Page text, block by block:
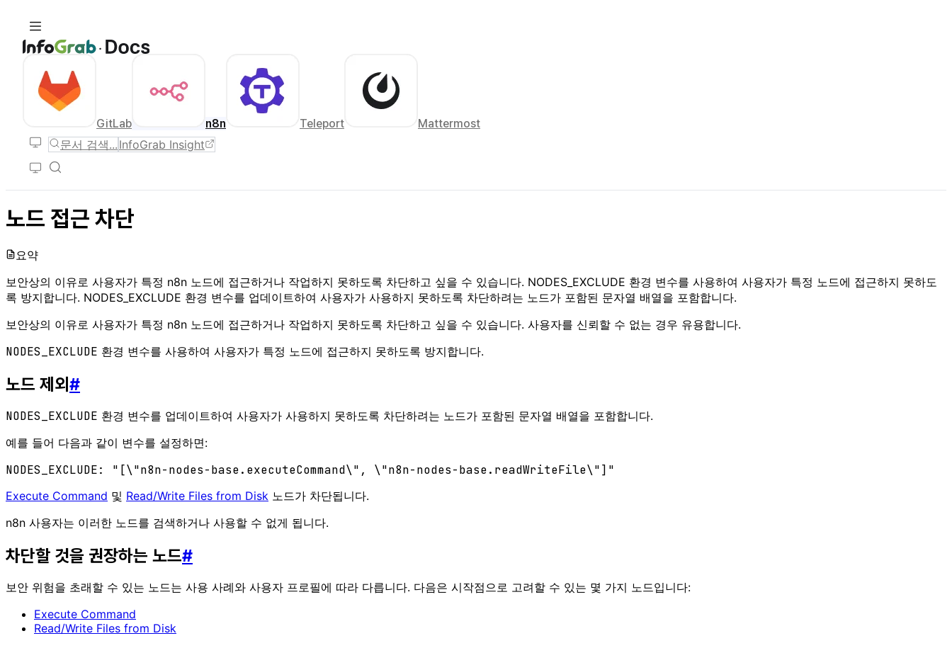
GitLab n8n Teleport Mattermost
문서 검색... InfoGrab Insight
노드 접근 차단
요약
보안상의 이유로 사용자가 특정 n8n 노드에 접근하거나 작업하지 못하도록 차단하고 싶을 수 있습니다. NODES_EXCLUDE 환경 변수를 사용하여 사용자가 특정 노드에 접근하지 못하도
록 방지합니다. NODES_EXCLUDE 환경 변수를 업데이트하여 사용자가 사용하지 못하도록 차단하려는 노드가 포함된 문자열 배열을 포함합니다.
보안상의 이유로 사용자가 특정 n8n 노드에 접근하거나 작업하지 못하도록 차단하고 싶을 수 있습니다. 사용자를 신뢰할 수 없는 경우 유용합니다.
NODES_EXCLUDE 환경 변수를 사용하여 사용자가 특정 노드에 접근하지 못하도록 방지합니다.
노드 제외 #
NODES_EXCLUDE 환경 변수를 업데이트하여 사용자가 사용하지 못하도록 차단하려는 노드가 포함된 문자열 배열을 포함합니다.
예를 들어 다음과 같이 변수를 설정하면:
Execute Command 및 Read/Write Files from Disk 노드가 차단됩니다.
n8n 사용자는 이러한 노드를 검색하거나 사용할 수 없게 됩니다.
차단할 것을 권장하는 노드#
보안 위험을 초래할 수 있는 노드는 사용 사례와 사용자 프로필에 따라 다릅니다. 다음은 시작점으로 고려할 수 있는 몇 가지 노드입니다:
Execute Command
Read/Write Files from Disk